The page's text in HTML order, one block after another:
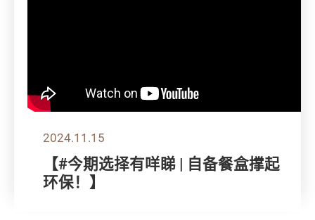
2024.11.15
【#今期选择有咩睇 | 自备餐盒撑起
环保！】